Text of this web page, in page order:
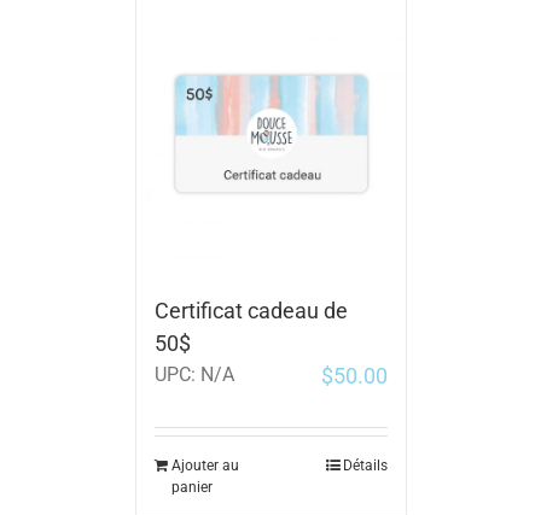
Certificat cadeau de
50$
UPC: N/A $50.00
Ajouter au
panier
Détails